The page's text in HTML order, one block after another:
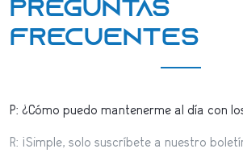
Preguntas
frecuentes
P: ¿Cómo puedo mantenerme al día con
R: ¡Simple, solo suscríbete a nuestro